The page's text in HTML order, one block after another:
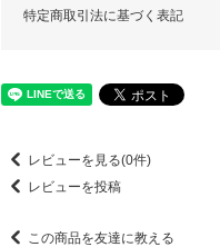
特定商取引法に基づく表記
レビューを見る(0件)
レビューを投稿
この商品を友達に教える